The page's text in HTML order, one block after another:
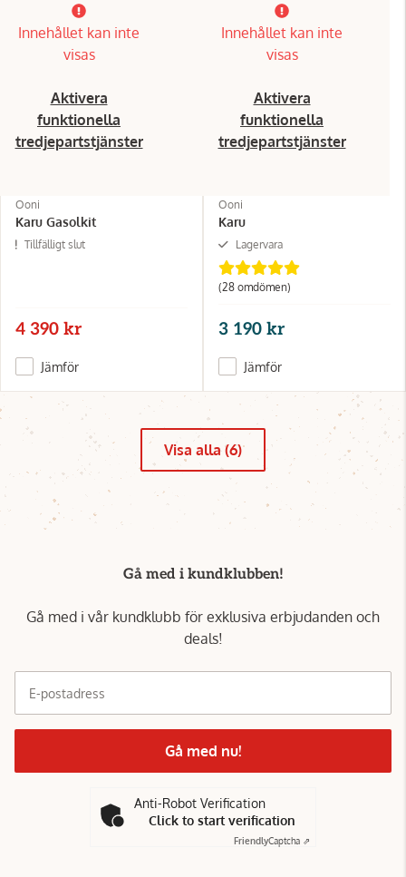
Innehållet kan inte
visas
Aktivera
funktionella
tredjepartstjänster
Ooni
Karu Gasolkit
Tillfälligt slut
4 390 kr
Jämför
Innehållet kan inte
visas
Aktivera
funktionella
tredjepartstjänster
Ooni
Karu
Lagervara
(28 omdömen)
3 190 kr
Jämför
Visa alla (6)
Gå med i kundklubben!
Gå med i vår kundklubb för exklusiva erbjudanden och
deals!
E-postadress
Gå med nu!
Anti-Robot Verification
Click to start verification
FriendlyCaptcha ⇗